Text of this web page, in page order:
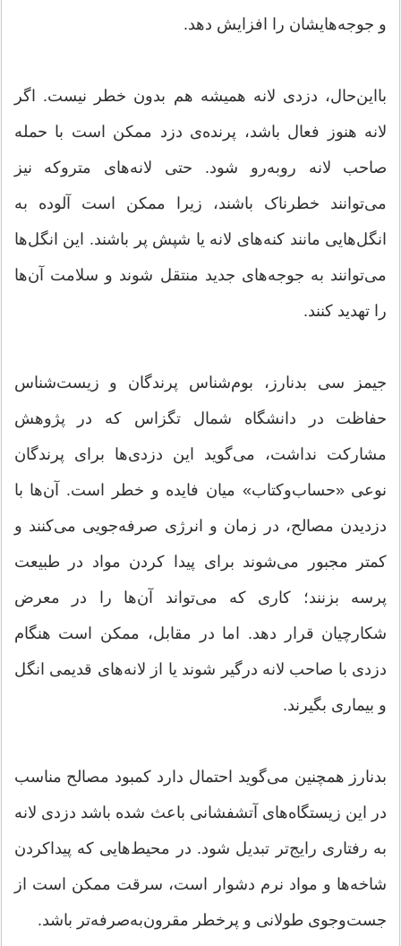
و جوجه‌هایشان را افزایش دهد.
بااین‌حال، دزدی لانه همیشه هم بدون خطر نیست. اگر
لانه هنوز فعال باشد، پرنده‌ی دزد ممکن است با حمله
صاحب لانه روبه‌رو شود. حتی لانه‌های متروکه نیز
می‌توانند خطرناک باشند، زیرا ممکن است آلوده به
انگل‌هایی مانند کنه‌های لانه یا شپش پر باشند. این انگل‌ها
می‌توانند به جوجه‌های جدید منتقل شوند و سلامت آن‌ها
را تهدید کنند.
جیمز سی بدنارز، بوم‌شناس پرندگان و زیست‌شناس
حفاظت در دانشگاه شمال تگزاس که در پژوهش
مشارکت نداشت، می‌گوید این دزدی‌ها برای پرندگان
نوعی «حساب‌وکتاب» میان فایده و خطر است. آن‌ها با
دزدیدن مصالح، در زمان و انرژی صرفه‌جویی می‌کنند و
کمتر مجبور می‌شوند برای پیدا کردن مواد در طبیعت
پرسه بزنند؛ کاری که می‌تواند آن‌ها را در معرض
شکارچیان قرار دهد. اما در مقابل، ممکن است هنگام
دزدی با صاحب لانه درگیر شوند یا از لانه‌های قدیمی انگل
و بیماری بگیرند.
بدنارز همچنین می‌گوید احتمال دارد کمبود مصالح مناسب
در این زیستگاه‌های آتشفشانی باعث شده باشد دزدی لانه
به رفتاری رایج‌تر تبدیل شود. در محیط‌هایی که پیداکردن
شاخه‌ها و مواد نرم دشوار است، سرقت ممکن است از
جست‌وجوی طولانی و پرخطر مقرون‌به‌صرفه‌تر باشد.